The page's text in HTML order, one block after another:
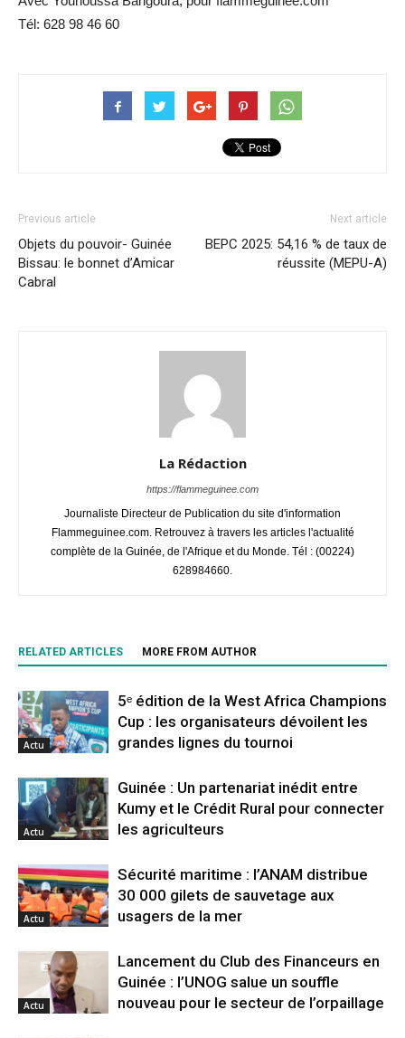
Tél: 628 98 46 60
Previous article
Objets du pouvoir- Guinée
Bissau: le bonnet d’Amicar
Cabral
Next article
BEPC 2025: 54,16 % de taux de
réussite (MEPU-A)
La Rédaction
https://flammeguinee.com
Journaliste Directeur de Publication du site d'information
Flammeguinee.com. Retrouvez à travers les articles l'actualité
complète de la Guinée, de l'Afrique et du Monde. Tél : (00224)
628984660.
RELATED ARTICLES MORE FROM AUTHOR
Actu
5ᵉ édition de la West Africa Champions
Cup : les organisateurs dévoilent les
grandes lignes du tournoi
Actu
Guinée : Un partenariat inédit entre
Kumy et le Crédit Rural pour connecter
les agriculteurs
Actu
Sécurité maritime : l’ANAM distribue
30 000 gilets de sauvetage aux
usagers de la mer
Actu
Lancement du Club des Financeurs en
Guinée : l’UNOG salue un souffle
nouveau pour le secteur de l’orpaillage